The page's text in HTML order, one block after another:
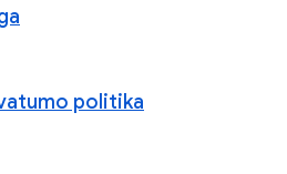
politika